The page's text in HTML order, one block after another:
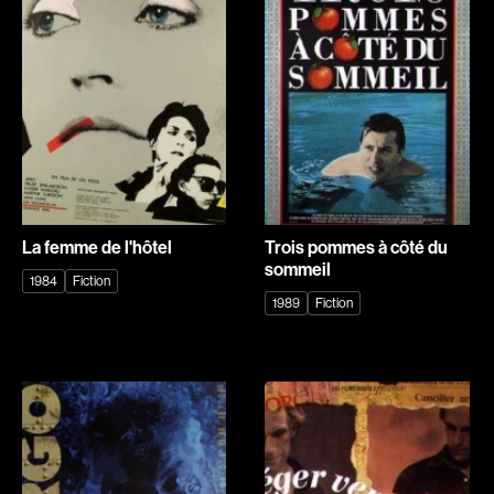
Explorer par
Genres
Action
Amateurs
Animation
Art
Aventure
Biographiques
Comédies
Comédies musicales
Documentaires
Drames
Étudiants
Fiction
Guerre
Historiques
Horreur
Indépendants
Jeunesse
Musicaux
Policiers
La femme de l'hôtel
1984 Fiction
Trois pommes à côté du
sommeil
1989 Fiction